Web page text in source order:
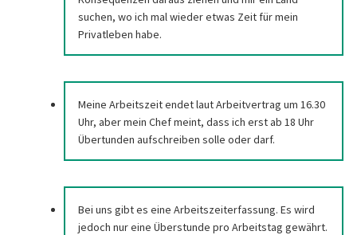
suchen, wo ich mal wieder etwas Zeit für mein
Privatleben habe.
Meine Arbeitszeit endet laut Arbeitvertrag um 16.30
Uhr, aber mein Chef meint, dass ich erst ab 18 Uhr
Übertunden aufschreiben solle oder darf.
Bei uns gibt es eine Arbeitszeiterfassung. Es wird
jedoch nur eine Überstunde pro Arbeitstag gewährt.